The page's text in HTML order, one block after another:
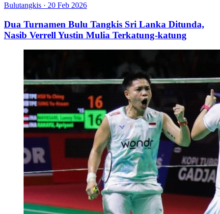
Bulutangkis · 20 Feb 2026
Dua Turnamen Bulu Tangkis Sri Lanka Ditunda,
Nasib Verrell Yustin Mulia Terkatung-katung